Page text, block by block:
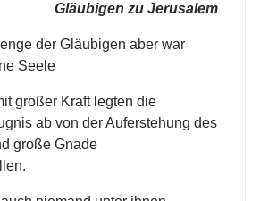
Gläubigen zu Jerusalem
der Gläubigen aber war
Seele
großer Kraft legten die
ab von der Auferstehung des
große Gnade